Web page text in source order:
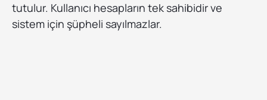
tutulur. Kullanıcı hesapların tek sahibidir ve
sistem için şüpheli sayılmazlar.